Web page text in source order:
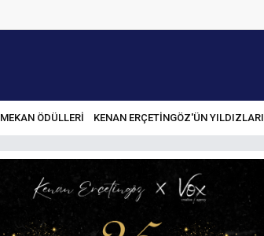
MEKAN ÖDÜLLERİ KENAN ERÇETINGÖZ'ÜN YILDIZLARI